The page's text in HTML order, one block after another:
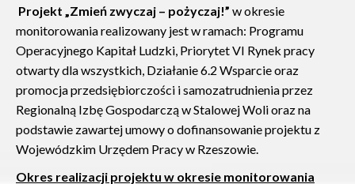
Projekt „Zmień zwyczaj – pożyczaj!” w okresie
monitorowania realizowany jest w ramach: Programu
Operacyjnego Kapitał Ludzki, Priorytet VI Rynek pracy
otwarty dla wszystkich, Działanie 6.2 Wsparcie oraz
promocja przedsiębiorczości i samozatrudnienia przez
Regionalną Izbę Gospodarczą w Stalowej Woli oraz na
podstawie zawartej umowy o dofinansowanie projektu z
Wojewódzkim Urzędem Pracy w Rzeszowie.
Okres realizacji projektu w okresie monitorowania